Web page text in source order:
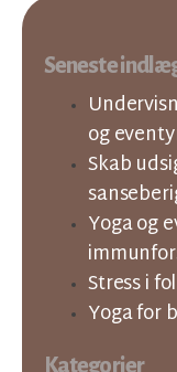
Seneste
og
Skab
Yoga og
Stress i
Yoga for
Kategorier